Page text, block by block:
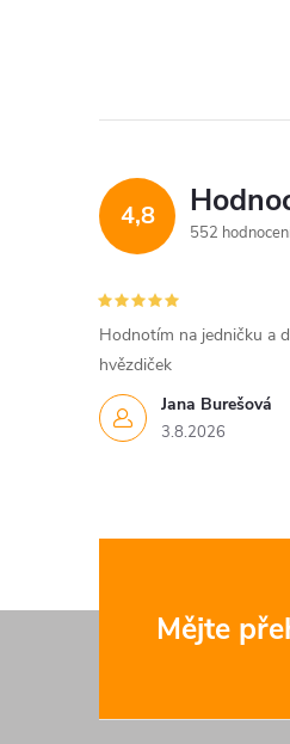
4,8
552
Jana Burešová
3.8.2026
Hodnotím na jedničku a
hvězdiček
Mějte